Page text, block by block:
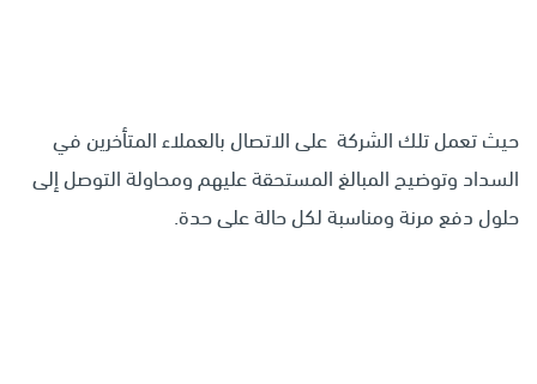
حيث تعمل تلك الشركة على الاتصال بالعملاء المتأخرين في
السداد وتوضيح المبالغ المستحقة عليهم ومحاولة التوصل إلى
حلول دفع مرنة ومناسبة لكل حالة على حدة.